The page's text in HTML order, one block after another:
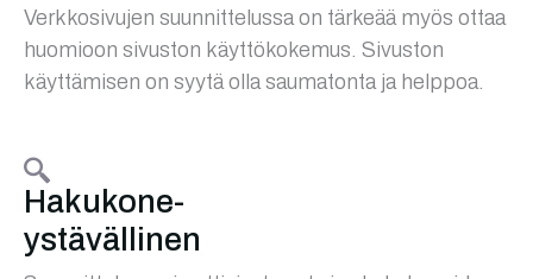
Verkkosivujen suunnittelussa on tärkeää myös ottaa
huomioon sivuston käyttökokemus. Sivuston
käyttämisen on syytä olla saumatonta ja helppoa.
Hakukone-
ystävällinen